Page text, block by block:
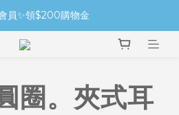
員✨領$200購物金
圈。夾式耳